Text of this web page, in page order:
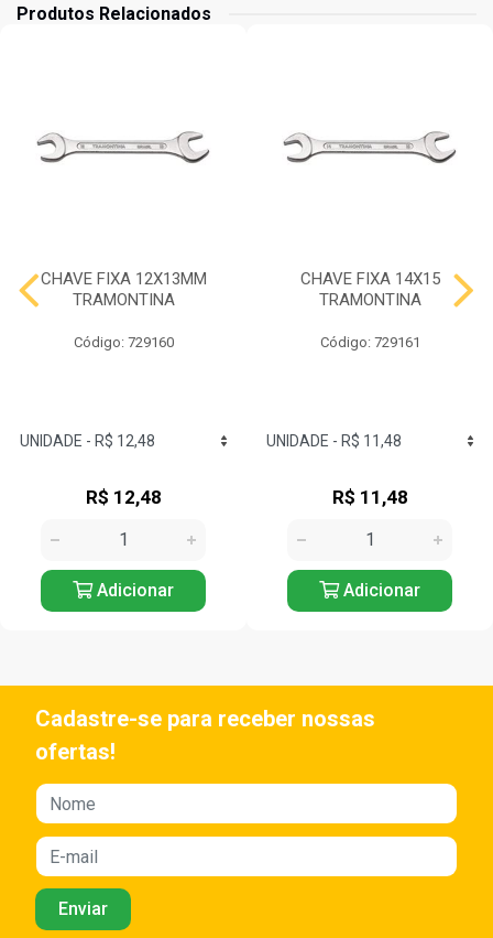
Produtos Relacionados
CHAVE FIXA 12X13MM
TRAMONTINA
Código: 729160
R$ 12,48
Adicionar
CHAVE FIXA 14X15
TRAMONTINA
Código: 729161
R$ 11,48
Adicionar
Cadastre-se para receber nossas
ofertas!